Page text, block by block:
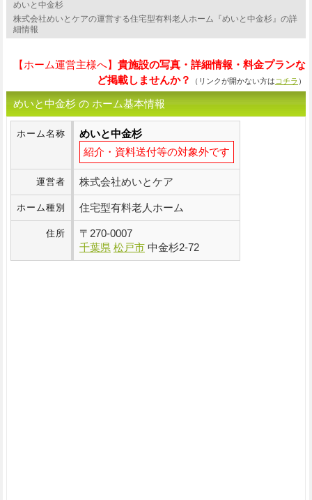
めいと中金杉
株式会社めいとケアの運営する住宅型有料老人ホーム『めいと中金杉』の詳
細情報
【ホーム運営主様へ】貴施設の写真・詳細情報・料金プランな
ど掲載しませんか？
（リンクが開かない方は コチラ ）
めいと中金杉 の ホーム基本情報
ホーム名称
めいと中金杉
紹介・資料送付等の対象外です
運営者 株式会社めいとケア
ホーム種別 住宅型有料老人ホーム
住所 〒 270-0007
千葉県 松戸市 中金杉2-72